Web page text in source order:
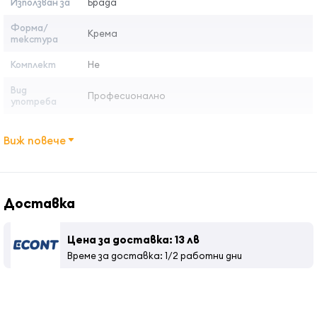
Форма/
текстура
Крема
Комплект Не
Вид
употреба
Професионално
Виж повече
Доставка
Цена за доставка: 13 лв
Време за доставка: 1/2 работни дни